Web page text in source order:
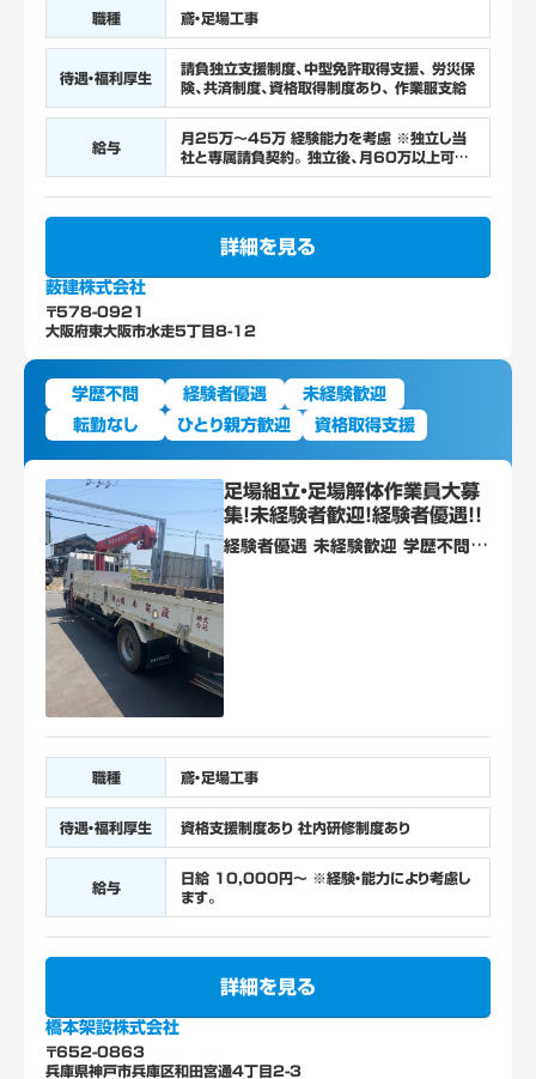
職種 鳶・足場工事
待遇・福利厚生
請負独立支援制度、中型免許取得支援、 労災保
険、共済制度、資格取得制度あり、 作業服支給
給与
月25万～45万 経験能力を考慮 ※独立し当
社と専属請負契約。 独立後、月60万以上可
能。 ※アルバイト同時募集 日給/10,000～
薮建株式会社
〒578-0921
大阪府東大阪市水走5丁目8-12
詳細を見る
学歴不問 経験者優遇
未経験歓迎
転勤なし
ひとり親方歓迎 資格取得支援
足場組立・足場解体作業員大募
集！未経験者歓迎！経験者優遇！！
経験者優遇 未経験歓迎 学歴不問
資格・免許不問 ※18歳以上の方（労
が禁止されている/高所作業）
職種 鳶・足場工事
待遇・福利厚生 資格支援制度あり 社内研修制度あり
給与
日給 10,000円～ ※経験・能力により考慮し
ます。
橋本架設株式会社
〒652-0863
兵庫県神戸市兵庫区和田宮通4丁目2-3
詳細を見る